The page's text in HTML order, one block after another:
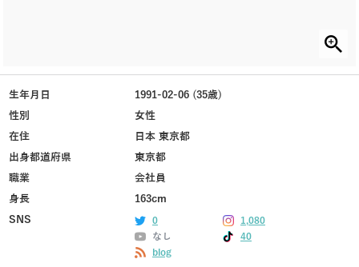
生年月日
1991-02-06 (35歳)
性別
女性
在住
日本 東京都
出身都道府県
東京都
職業
会社員
身長
163cm
SNS
0
1,080
なし
40
blog